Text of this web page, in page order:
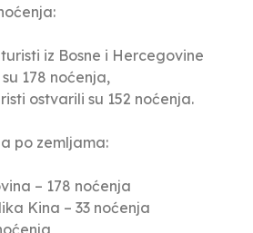
iz Bosne i Hercegovine
178 noćenja,
ostvarili su 152 noćenja.
po zemljama:
– 178 noćenja
Kina – 33 noćenja